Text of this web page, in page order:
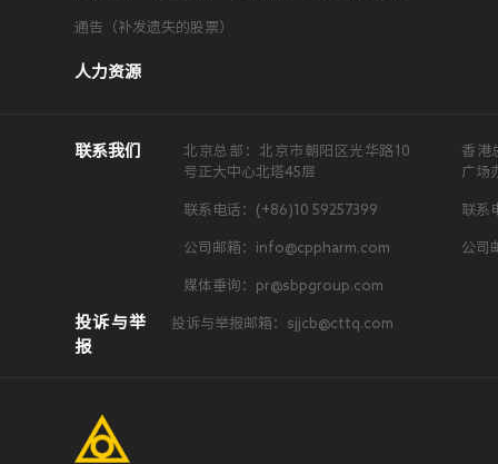
通告（补发遗失的股票）
人力资源
联系我们
北京总部：北京市朝阳区光华路10
号正大中心北塔45层
联系电话：(+86)10 59257399
公司邮箱：info@cppharm.com
媒体垂询：pr@sbpgroup.com
香港
广场
联系
公司
投诉与举
报
投诉与举报邮箱：sjjcb@cttq.com